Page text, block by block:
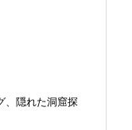
、隠れた洞窟探